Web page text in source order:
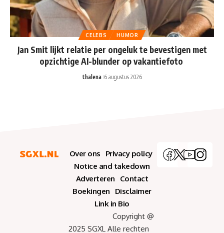
CELEBS HUMOR
Jan Smit lijkt relatie per ongeluk te bevestigen met
opzichtige AI-blunder op vakantiefoto
thalena 6 augustus 2026
Over ons
Privacy policy
Notice and takedown
Adverteren
Contact
Boekingen
Disclaimer
Link in Bio
Copyright @
2025 SGXL Alle rechten